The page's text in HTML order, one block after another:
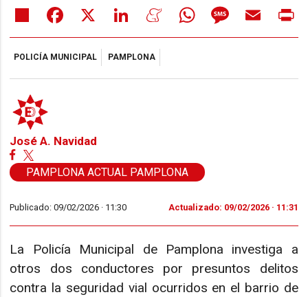
Share Facebook LinkedIn MeneameWhatsAppMessageEmail
POLICÍA MUNICIPAL PAMPLONA
José A. Navidad
PAMPLONA ACTUAL PAMPLONA
Publicado: 09/02/2026 · 11:30 Actualizado: 09/02/2026 · 11:31
La Policía Municipal de Pamplona investiga a
otros dos conductores por presuntos delitos
contra la seguridad vial ocurridos en el barrio de